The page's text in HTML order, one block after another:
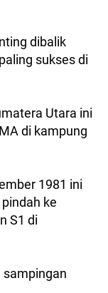
dibalik
sukses di
Utara ini
di kampung
1981 ini
ke
S1 di
sampingan